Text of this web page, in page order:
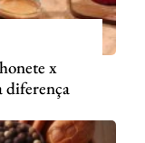
x
diferença